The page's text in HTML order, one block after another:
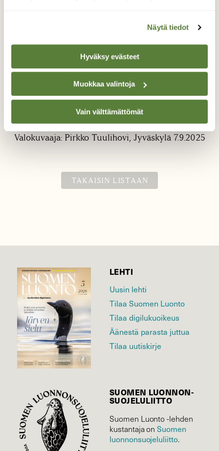
Näytä tiedot
Hyväksy evästeet
Muokkaa valintoja
Vain välttämättömät
Syksyn värejä - vuohenputki
Vuohenputken lehdet ovat saaneet
syysvärityksen.
Valokuvaaja: Pirkko Tuulihovi, Jyväskylä 7.9.2025
TAKAISIN LISTAAN
LEHTI
Uusin lehti
Tilaa Suomen Luonto
Tilaa digilukuoikeus
Äänestä parasta juttua
Tilaa uutiskirje
SUOMEN LUONNON­
SUOJELU­LIITTO
Suomen Luonto -lehden
kustantaja onSuomen
luonnonsuojelu­liitto.